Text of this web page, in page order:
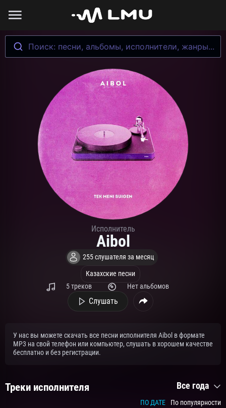
Поиск: песни, альбомы, исполнители, жанры...
Исполнитель
Aibol
255 слушателя за месяц
Казахские песни
5 треков
Нет альбомов
Слушать
У нас вы можете скачать все песни исполнителя Aibol в формате
MP3 на свой телефон или компьютер, слушать в хорошем качестве
бесплатно и без регистрации.
Треки исполнителя Все года
ПО ДАТЕ По популярности